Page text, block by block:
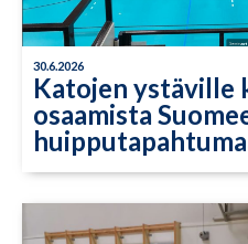
30.6.2026
Katojen ystäville
osaamista